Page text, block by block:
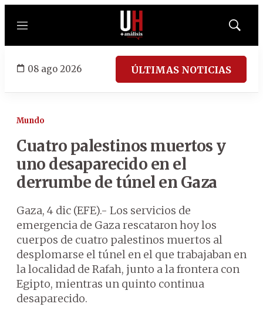
Menú
Mostrar
08 ago 2026 ÚLTIMAS NOTICIAS
Mundo
Cuatro palestinos muertos y
uno desaparecido en el
derrumbe de túnel en Gaza
Gaza, 4 dic (EFE).- Los servicios de
emergencia de Gaza rescataron hoy los
cuerpos de cuatro palestinos muertos al
desplomarse el túnel en el que trabajaban en
la localidad de Rafah, junto a la frontera con
Egipto, mientras un quinto continua
desaparecido.